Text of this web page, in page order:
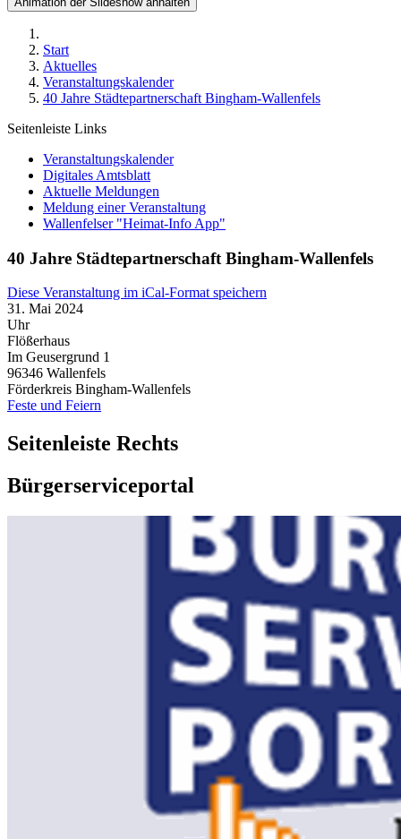
Start
Aktuelles
Veranstaltungskalender
40 Jahre Städtepartnerschaft Bingham-Wallenfels
Seitenleiste Links
Veranstaltungskalender
Digitales Amtsblatt
Aktuelle Meldungen
Meldung einer Veranstaltung
Wallenfelser "Heimat-Info App"
40 Jahre Städtepartnerschaft Bingham-Wallenfels
Diese Veranstaltung im iCal-Format speichern
31. Mai 2024
Uhr
Flößerhaus
Im Geusergrund 1
96346 Wallenfels
Förderkreis Bingham-Wallenfels
Feste und Feiern
Seitenleiste Rechts
Bürgerserviceportal